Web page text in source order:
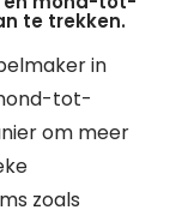
te trekken.
in
tot-
om meer
zoals